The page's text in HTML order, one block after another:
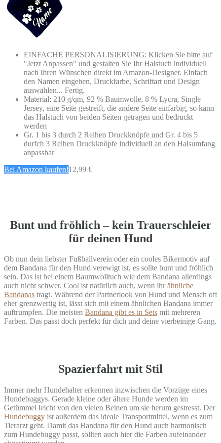
EINFACHE PERSONALISIERUNG: Klicken Sie bitte auf
"Jetzt Anpassen" und gestalten Sie Ihr Halstuch individuell
nach Ihren Wünschen direkt im Amazon-Designer. Einfach
den Namen eingeben, Druckfarbe, Schriftart und Design
auswählen... Fertig.
Material: 210 g/qm, 92 % Baumwolle, 8 % Lycra, Single
Jersey, eine Seite gestreift, die andere Seite einfarbig, so kann
das Halstuch von beiden Seiten getragen und bedruckt
werden
Gr. 1 bis 3 durch 2 Reihen Druckknöpfe und Gr. 4 bis 5
durfch 3 Reihen Druckknöpfe individuell an den Halsumfang
anpassbar
Bei Amazon kaufen!12,99 €
Bunt und fröhlich – kein Trauerschleier
für deinen Hund
Ob nun dein liebster Fußballverein oder ein cooles Bikermotiv auf
dem Bandana für den Hund verewigt ist, es sollte bunt und fröhlich
sein. Das ist bei einem Baumwolltuch wie dem Bandana allerdings
auch nicht schwer. Cool ist natürlich auch, wenn ihrähnliche
Bandanas tragt. Während der Partnerlook von Hund und Mensch oft
eher grenzwertig ist, lässt sich mit einem ähnlichen Bandana immer
auftrumpfen. Die meisten Bandana gibt es in Sets mit mehreren
Farben. Das passt doch perfekt für dich und deine vierbeinige Gang.
Spazierfahrt mit Stil
Immer mehr Hundehalter erkennen inzwischen die Vorzüge eines
Hundebuggys. Gerade kleine oder ältere Hunde werden im
Getümmel leicht von den vielen Beinen um sie herum gestresst. Der
Hundebuggy ist außerdem das ideale Transportmittel, wenn es zum
Tierarzt geht. Damit das Bandana für den Hund auch harmonisch
zum Hundebuggy passt, sollten auch hier die Farben aufeinander